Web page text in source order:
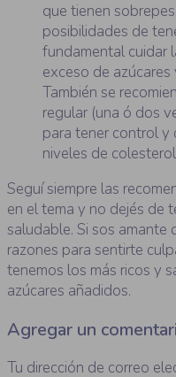
que tienen
posibilidades de
fundamental cuidar
exceso de
También se
regular (una ó dos
para tener control y
niveles de
Seguí siempre las
en el tema y no dejés de
saludable. Si sos amante
razones para sentirte
tenemos los más ricos y
azúcares añadidos.
Agregar un
Tu dirección de correo